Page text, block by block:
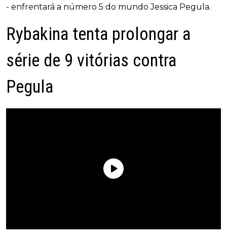
- enfrentará a número 5 do mundo Jessica Pegula.
Rybakina tenta prolongar a
série de 9 vitórias contra
Pegula